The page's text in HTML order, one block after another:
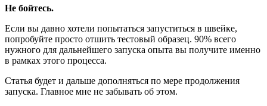
Не бойтесь.
Если вы давно хотели попытаться запуститься в швейке,
попробуйте просто отшить тестовый образец. 90% всего
нужного для дальнейшего запуска опыта вы получите именно
в рамках этого процесса.
Статья будет и дальше дополняться по мере продолжения
запуска. Главное мне не забывать об этом.